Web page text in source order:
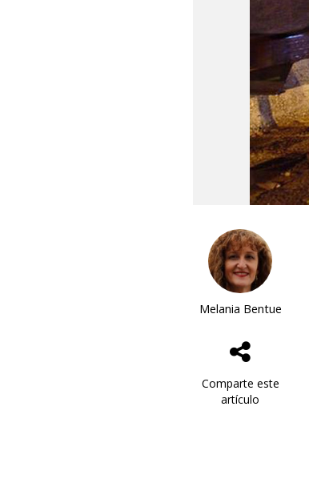
Melania Bentue
Comparte este
artículo